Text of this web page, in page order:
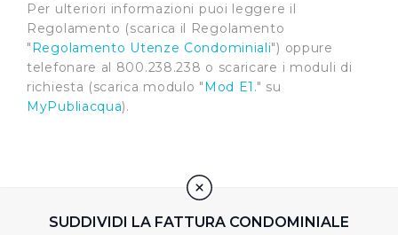
Per ulteriori informazioni puoi leggere il
Regolamento (scarica il Regolamento
"Regolamento Utenze Condominiali") oppure
telefonare al 800.238.238 o scaricare i moduli di
richiesta (scarica modulo "Mod E1." su
MyPubliacqua).
SUDDIVIDI LA FATTURA CONDOMINIALE